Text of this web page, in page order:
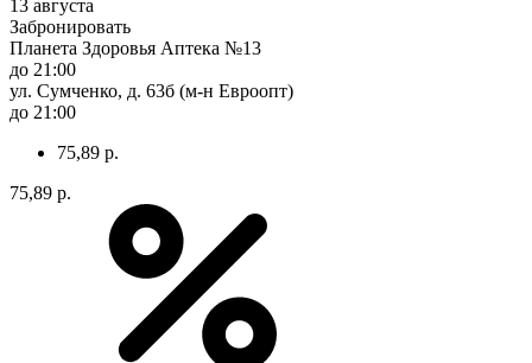
13 августа
Забронировать
Планета Здоровья Аптека №13
до 21:00
ул. Сумченко, д. 63б (м-н Евроопт)
до 21:00
75,89 р.
75,89 р.